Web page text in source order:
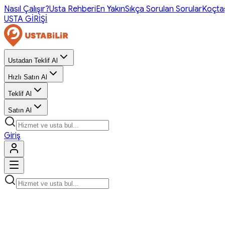
Nasıl Çalışır?Usta RehberiEn YakınSıkça Sorulan Sorular
USTA GİRİŞİ
Ustadan Teklif Al
Hızlı Satın Al
Teklif Al
Satın Al
Giriş